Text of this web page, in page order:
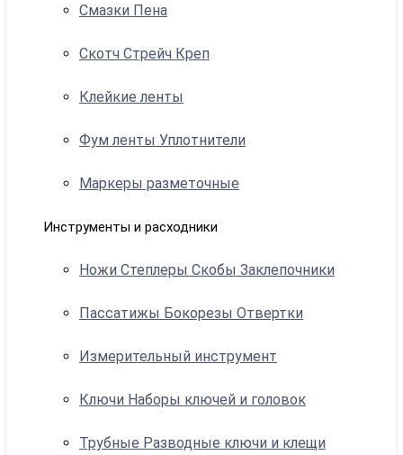
Смазки Пена
Скотч Стрейч Креп
Клейкие ленты
Фум ленты Уплотнители
Маркеры разметочные
Инструменты и расходники
Ножи Степлеры Скобы Заклепочники
Пассатижы Бокорезы Отвертки
Измерительный инструмент
Ключи Наборы ключей и головок
Трубные Разводные ключи и клещи